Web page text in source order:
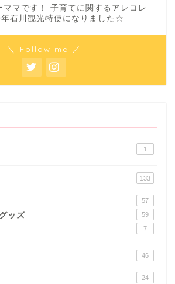
ママです！ 子育てに関するアレコレ
石川観光特使になりました☆
＼ Follow me ／
1
133
57
ッズ 59
7
46
24